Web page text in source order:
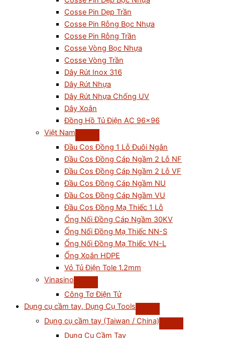
Cosse Pin Dẹp Trần
Cosse Pin Rỗng Bọc Nhựa
Cosse Pin Rỗng Trần
Cosse Vòng Bọc Nhựa
Cosse Vòng Trần
Dây Rút Inox 316
Dây Rút Nhựa
Dây Rút Nhựa Chống UV
Dây Xoắn
Đồng Hồ Tủ Điện AC 96×96
Việt Nam
Đầu Cos Đồng 1 Lỗ Đuôi Ngắn
Đầu Cos Đồng Cáp Ngầm 2 Lỗ NF
Đầu Cos Đồng Cáp Ngầm 2 Lỗ VF
Đầu Cos Đồng Cáp Ngầm NU
Đầu Cos Đồng Cáp Ngầm VU
Đầu Cos Đồng Mạ Thiếc 1 Lỗ
Ống Nối Đồng Cáp Ngầm 30KV
Ống Nối Đồng Mạ Thiếc NN-S
Ống Nối Đồng Mạ Thiếc VN-L
Ống Xoắn HDPE
Vỏ Tủ Điện Tole 1.2mm
Vinasino
Công Tơ Điện Tử
Dụng cụ cầm tay, Dụng Cụ Tools
Dụng cụ cầm tay (Taiwan / China)
Dụng Cụ Cầm Tay